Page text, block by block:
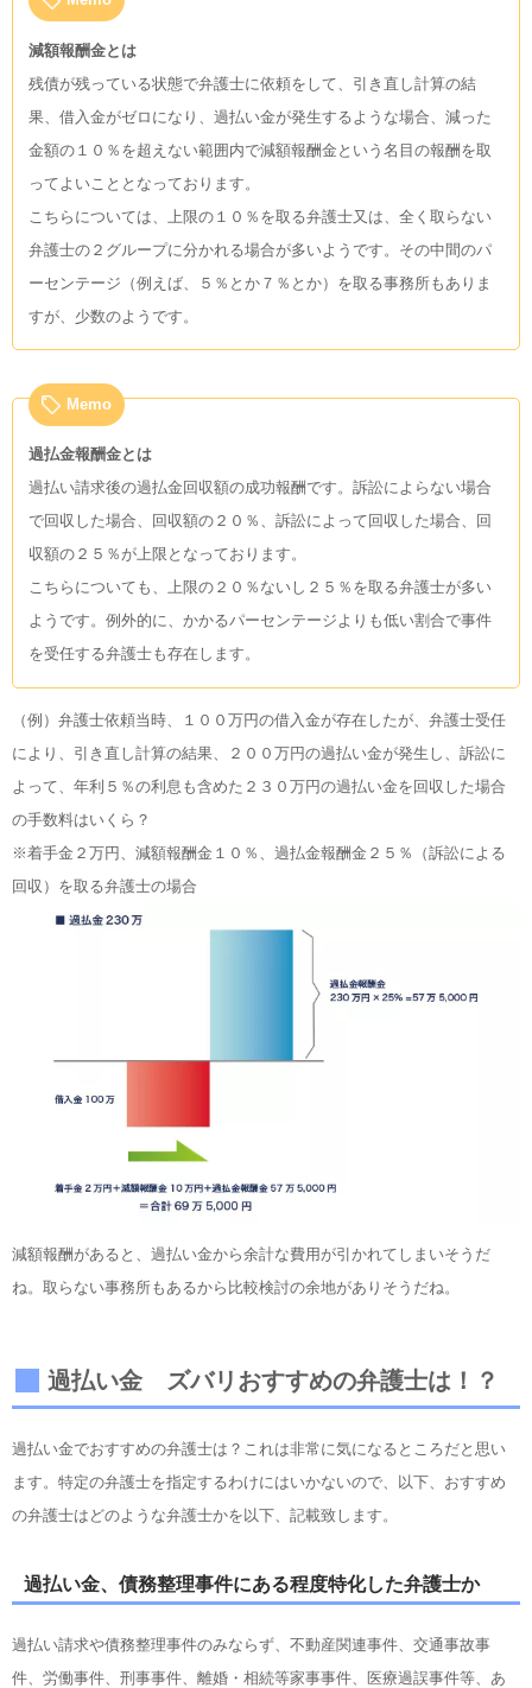
減額報酬金とは
残債が残っている状態で弁護士に依頼をして、引き直し計算の結
果、借入金がゼロになり、過払い金が発生するような場合、減った
金額の１０％を超えない範囲内で減額報酬金という名目の報酬を取
ってよいこととなっております。
こちらについては、上限の１０％を取る弁護士又は、全く取らない
弁護士の２グループに分かれる場合が多いようです。その中間のパ
ーセンテージ（例えば、５％とか７％とか）を取る事務所もありま
すが、少数のようです。
Memo
過払金報酬金とは
過払い請求後の過払金回収額の成功報酬です。訴訟によらない場合
で回収した場合、回収額の２０％、訴訟によって回収した場合、回
収額の２５％が上限となっております。
こちらについても、上限の２０％ないし２５％を取る弁護士が多い
ようです。例外的に、かかるパーセンテージよりも低い割合で事件
を受任する弁護士も存在します。
（例）弁護士依頼当時、１００万円の借入金が存在したが、弁護士受任
により、引き直し計算の結果、２００万円の過払い金が発生し、訴訟に
よって、年利５％の利息も含めた２３０万円の過払い金を回収した場合
の手数料はいくら？
※着手金２万円、減額報酬金１０％、過払金報酬金２５％（訴訟による
回収）を取る弁護士の場合
減額報酬があると、過払い金から余計な費用が引かれてしまいそうだ
ね。取らない事務所もあるから比較検討の余地がありそうだね。
過払い金 ズバリおすすめの弁護士は！？
過払い金でおすすめの弁護士は？これは非常に気になるところだと思い
ます。特定の弁護士を指定するわけにはいかないので、以下、おすすめ
の弁護士はどのような弁護士かを以下、記載致します。
過払い金、債務整理事件にある程度特化した弁護士か
過払い請求や債務整理事件のみならず、不動産関連事件、交通事故事
件、労働事件、刑事事件、離婚・相続等家事事件、医療過誤事件等、あ